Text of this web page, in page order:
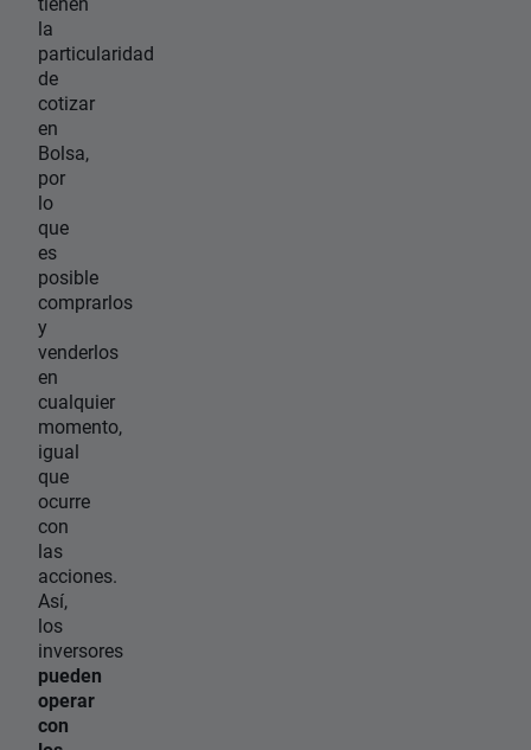
la
particularidad
de
cotizar
en
Bolsa,
por
lo
que
es
posible
comprarlos
y
venderlos
en
cualquier
momento,
igual
que
ocurre
con
las
acciones.
Así,
los
inversores
pueden
operar
con